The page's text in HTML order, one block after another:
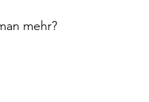
mehr?